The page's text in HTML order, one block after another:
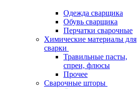
Одежда сварщика
Обувь сварщика
Перчатки сварочные
Химические материалы для
сварки
Травильные пасты,
спреи, флюсы
Прочее
Сварочные шторы